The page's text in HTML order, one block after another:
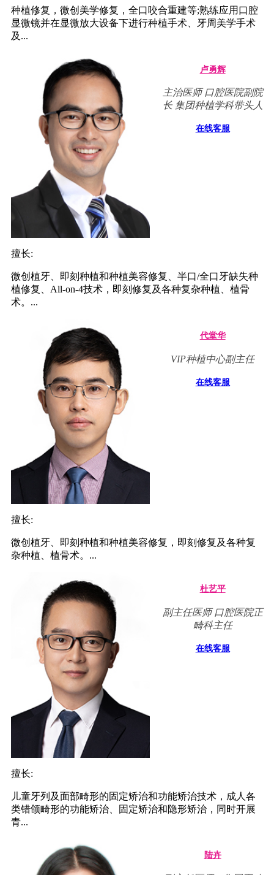
种植修复，微创美学修复，全口咬合重建等;熟练应用口腔
显微镜并在显微放大设备下进行种植手术、牙周美学手术
及...
卢勇辉
主治医师 口腔医院副院
长 集团种植学科带头人
在线客服
擅长:
微创植牙、即刻种植和种植美容修复、半口/全口牙缺失种
植修复、All-on-4技术，即刻修复及各种复杂种植、植骨
术。...
代堂华
VIP种植中心副主任
在线客服
擅长:
微创植牙、即刻种植和种植美容修复，即刻修复及各种复
杂种植、植骨术。...
杜艺平
副主任医师 口腔医院正
畸科主任
在线客服
擅长:
儿童牙列及面部畸形的固定矫治和功能矫治技术，成人各
类错颌畸形的功能矫治、固定矫治和隐形矫治，同时开展
青...
陆卉